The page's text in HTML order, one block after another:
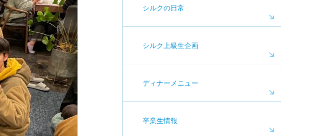
シルクの日常
シルク上級生企画
ディナーメニュー
卒業生情報